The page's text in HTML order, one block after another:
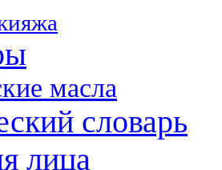
масла
словарь
лица